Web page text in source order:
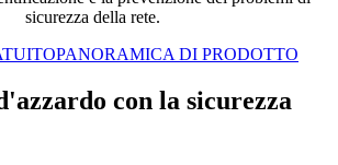
sicurezza della rete.
PANORAMICA DI PRODOTTO
con la sicurezza